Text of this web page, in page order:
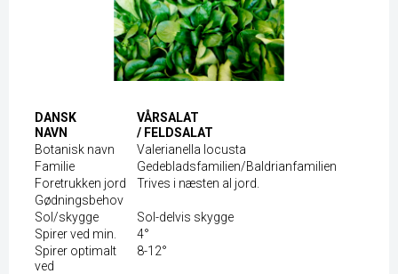
DANSK
NAVN
VÅRSALAT
/ FELDSALAT
Botanisk navn
Valerianella locusta
Familie
Gedebladsfamilien/Baldrianfamilien
Foretrukken jord
Trives i næsten al jord.
Gødningsbehov
Sol/skygge
Sol-delvis skygge
Spirer ved min.
4°
Spirer optimalt
ved
8-12°